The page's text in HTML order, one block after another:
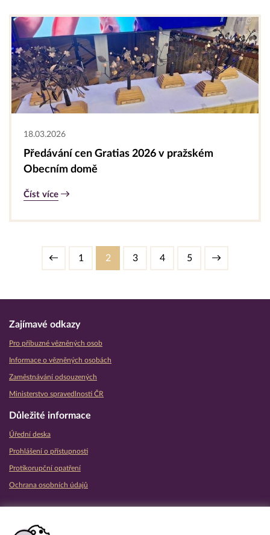
18.03.2026
Předávání cen Gratias 2026 v pražském
Obecním domě
Číst více
1 2 3 4 5
Zajímavé odkazy
Pro příbuzné vězněných osob
Informace o vězněných osobách
Zaměstnávání odsouzených
Ministerstvo spravedlnosti ČR
Důležité informace
Úřední deska
Prohlášení o přístupnosti
Protikorupční opatření
Ochrana osobních údajů